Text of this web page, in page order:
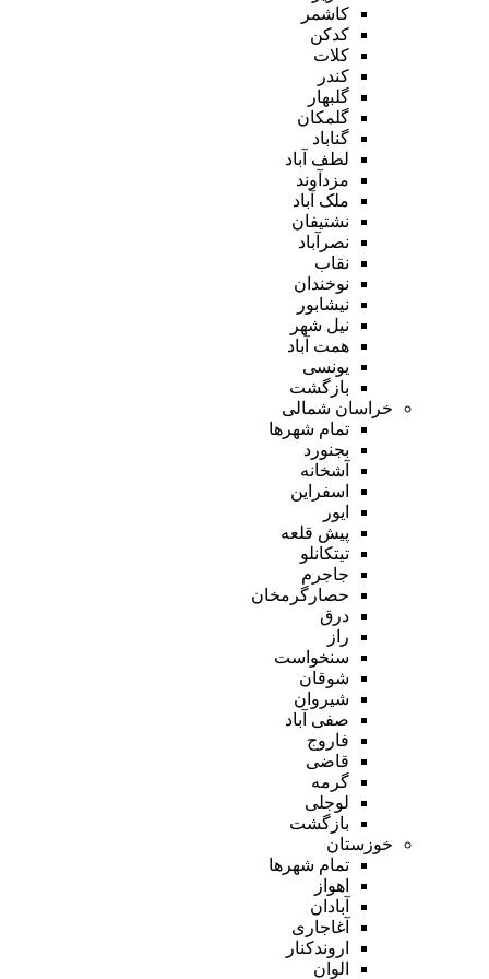
کاشمر
کدکن
کلات
کندر
گلبهار
گلمکان
گناباد
لطف آباد
مزدآوند
ملک آباد
نشتیفان
نصرآباد
نقاب
نوخندان
نیشابور
نیل شهر
همت آباد
یونسی
بازگشت
خراسان شمالی
تمام شهر‌ها
بجنورد
آشخانه
اسفراین
ایور
پیش قلعه
تیتکانلو
جاجرم
حصارگرمخان
درق
راز
سنخواست
شوقان
شیروان
صفی آباد
فاروج
قاضی
گرمه
لوجلی
بازگشت
خوزستان
تمام شهر‌ها
اهواز
آبادان
آغاجاری
اروندکنار
الوان